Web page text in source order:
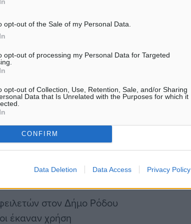
opt-out of the Sale of my Personal Data.
opt-out of processing my Personal Data for Targeted
opt-out of Collection, Use, Retention, Sale, and/or Sharing
Data that Is Unrelated with the Purposes for which it
CONFIRM
Data Deletion Data Access Privacy Policy
η φράση περί
εκλεγέντες δήμαρχοι,
κοινότητας
που είχαν πριν την
από τη δημοσίευση
ή να ρυθμίσουν
υπερβαίνουν το ποσό
δημοτικών αρχών,
αργίας έως
στον Δήμο Ρόδου
έκαναν χρήση